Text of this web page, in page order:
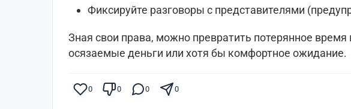
Фиксируйте разговоры с представителями
Зная свои права, можно превратить потерянное время
осязаемые деньги или хотя бы комфортное ожидание.
0 0 0 0
Finratings.kz—